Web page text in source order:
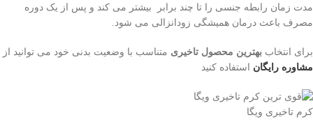
مدت زمان رابطه جنسی را تا چند برابر بیشتر می کند و پس از یک دوره
مصرف باعث درمان همیشگی زودانزالی می شود.
برای انتخاب بهترین محصول تاخیری متناسب با وضعیت بدنی خود می توانید از
مشاوره رایگان استفاده کنید
کرم تاخیری ویگا